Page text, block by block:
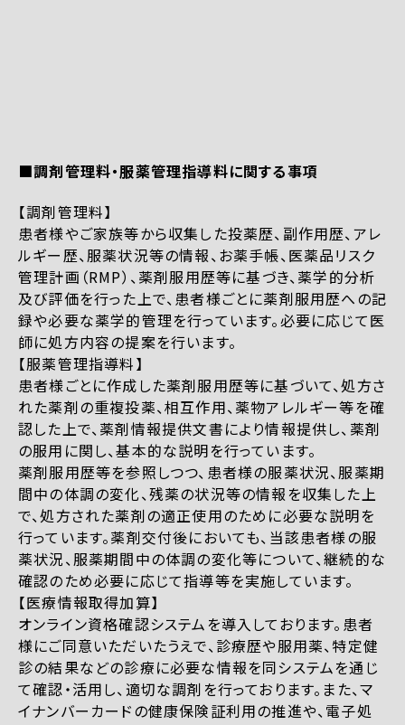
■調剤管理料・服薬管理指導料に関する事項
【調剤管理料】
患者様やご家族等から収集した投薬歴、副作用歴、アレ
ルギー歴、服薬状況等の情報、お薬手帳、医薬品リスク
管理計画（RMP）、薬剤服用歴等に基づき、薬学的分析
及び評価を行った上で、患者様ごとに薬剤服用歴への記
録や必要な薬学的管理を行っています。必要に応じて医
師に処方内容の提案を行います。
【服薬管理指導料】
患者様ごとに作成した薬剤服用歴等に基づいて、処方さ
れた薬剤の重複投薬、相互作用、薬物アレルギー等を確
認した上で、薬剤情報提供文書により情報提供し、薬剤
の服用に関し、基本的な説明を行っています。
薬剤服用歴等を参照しつつ、患者様の服薬状況、服薬期
間中の体調の変化、残薬の状況等の情報を収集した上
で、処方された薬剤の適正使用のために必要な説明を
行っています。薬剤交付後においても、当該患者様の服
薬状況、服薬期間中の体調の変化等について、継続的な
確認のため必要に応じて指導等を実施しています。
【医療情報取得加算】
オンライン資格確認システムを導入しております。患者
様にご同意いただいたうえで、診療歴や服用薬、特定健
診の結果などの診療に必要な情報を同システムを通じ
て確認・活用し、適切な調剤を行っております。また、マ
イナンバーカードの健康保険証利用の推進や、電子処